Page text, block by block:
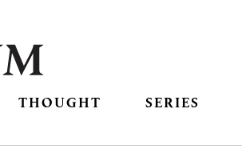
THOUGHT SERIES